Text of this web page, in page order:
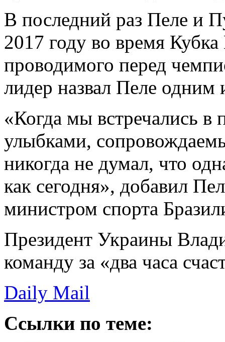
В последний раз Пеле и
2017 году во время
проводимого перед
лидер назвал Пеле
«Когда мы встречались
улыбками,
никогда не думал, что
как сегодня», добавил
министром спорта
Президент Украины
команду за «два часа
Daily Mail
Ссылки по теме: